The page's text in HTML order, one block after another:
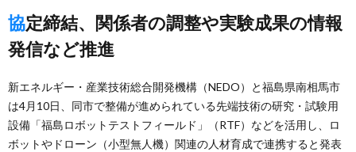
協定締結、関係者の調整や実験成果の情報
発信など推進
新エネルギー・産業技術総合開発機構（NEDO）と福島県南相馬市
は4月10日、同市で整備が進められている先端技術の研究・試験用
設備「福島ロボットテストフィールド」（RTF）などを活用し、ロ
ボットやドローン（小型無人機）関連の人材育成で連携すると発表